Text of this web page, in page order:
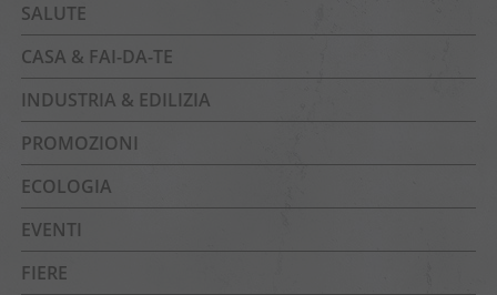
SALUTE
CASA & FAI-DA-TE
INDUSTRIA & EDILIZIA
PROMOZIONI
ECOLOGIA
EVENTI
FIERE